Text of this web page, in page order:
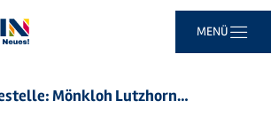
MENÜ
Haltestelle: Mönkloh Lutzhorner Straße